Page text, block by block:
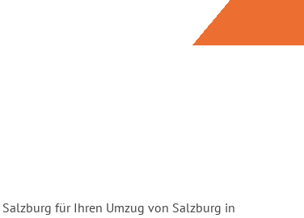
für Ihren Umzug von Salzburg in